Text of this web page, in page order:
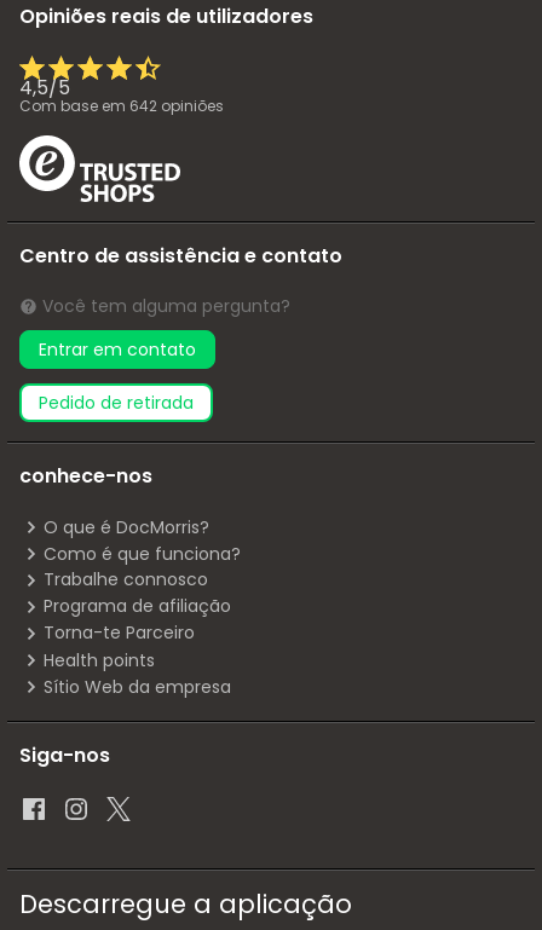
Opiniões reais de utilizadores
4,5/5
Com base em 642 opiniões
Centro de assistência e contato
Você tem alguma pergunta?
Entrar em contato
pedido de retirada
conhece-nos
O que é DocMorris?
Como é que funciona?
Trabalhe connosco
Programa de afiliação
Torna-te Parceiro
Health points
Sítio Web da empresa
Siga-nos
Descarregue a aplicação